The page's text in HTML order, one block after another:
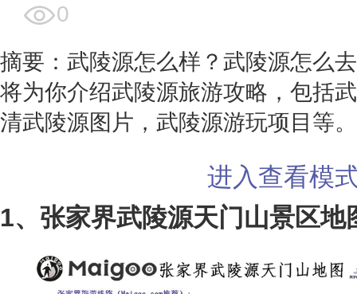
0
摘要：武陵源怎么样？武陵源怎么
将为你介绍武陵源旅游攻略，包括
清武陵源图片，武陵源游玩项目等。
进入查看模
1、张家界武陵源天门山景区地